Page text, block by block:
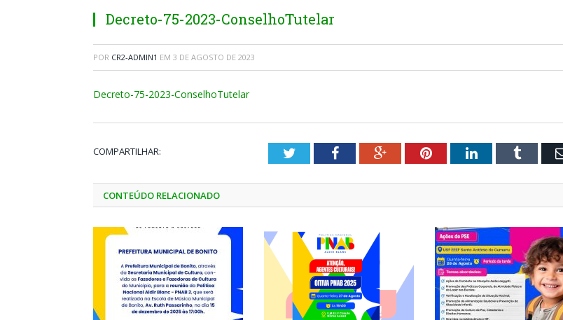
Decreto-75-2023-ConselhoTutelar
POR CR2-ADMIN1 EM 3 DE AGOSTO DE 2023
Decreto-75-2023-ConselhoTutelar
COMPARTILHAR: TwitterFacebookGoogle+PinterestLinkedInTumblr
CONTEÚDO RELACIONADO